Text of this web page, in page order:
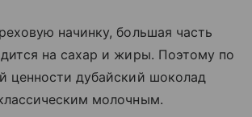
начинку, большая часть
на сахар и жиры. Поэтому по
ценности дубайский шоколад
молочным.